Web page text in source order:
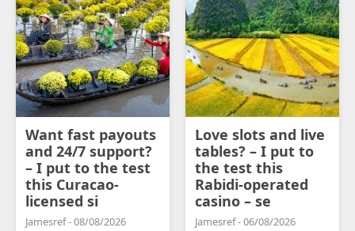
Want fast payouts
and 24/7 support?
– I put to the test
this Curacao-
licensed si
Jamesref - 08/08/2026
Love slots and live
tables? – I put to
the test this
Rabidi-operated
casino – se
Jamesref - 06/08/2026